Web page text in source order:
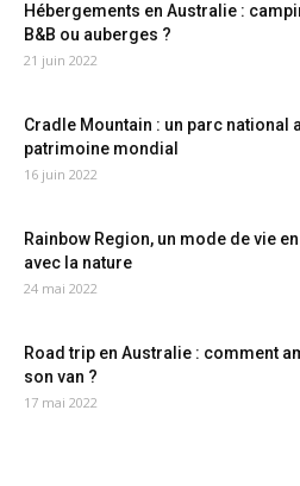
Hébergements en Australie :
B&B ou auberges ?
21 juin 2022
Cradle Mountain : un parc national
patrimoine mondial
16 juin 2022
Rainbow Region, un mode de vie
avec la nature
24 mai 2022
Road trip en Australie : comment
son van ?
17 mai 2022